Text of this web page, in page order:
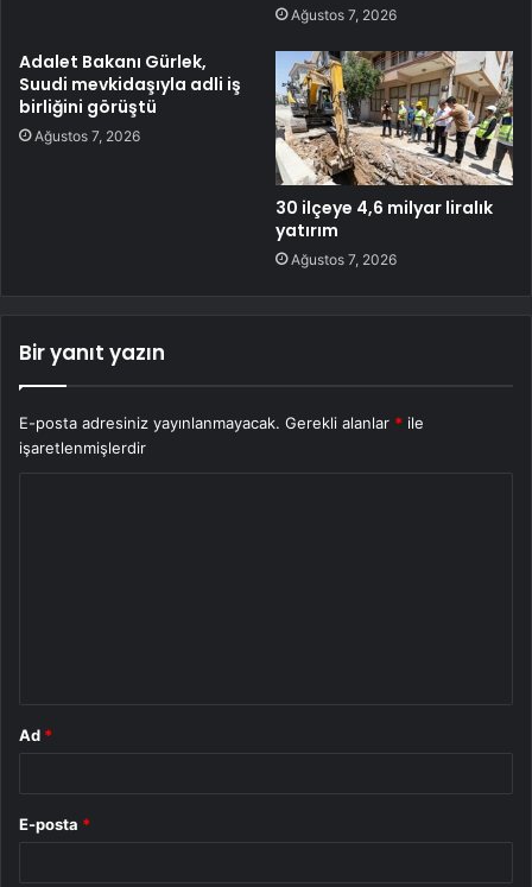
Ağustos 7, 2026
Adalet Bakanı Gürlek,
Suudi mevkidaşıyla adli iş
birliğini görüştü
Ağustos 7, 2026
30 ilçeye 4,6 milyar liralık
yatırım
Ağustos 7, 2026
Bir yanıt yazın
E-posta adresiniz yayınlanmayacak. Gerekli alanlar * ile
işaretlenmişlerdir
Ad *
E-posta *